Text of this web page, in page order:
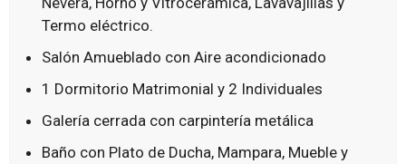
Termo eléctrico.
Salón Amueblado con Aire acondicionado
1 Dormitorio Matrimonial y 2 Individuales
Galería cerrada con carpintería metálica
Baño con Plato de Ducha, Mampara, Mueble y